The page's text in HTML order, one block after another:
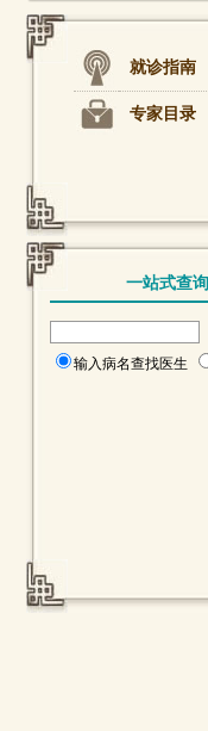
就诊指南
专家目录
一站式查询
输入病名查找医生